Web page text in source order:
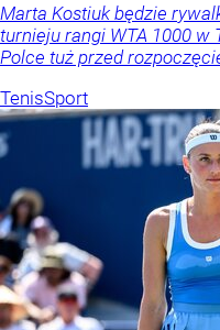
Marta Kostiuk będzie
turnieju rangi WTA 1000 w
Polce tuż przed
TenisSport